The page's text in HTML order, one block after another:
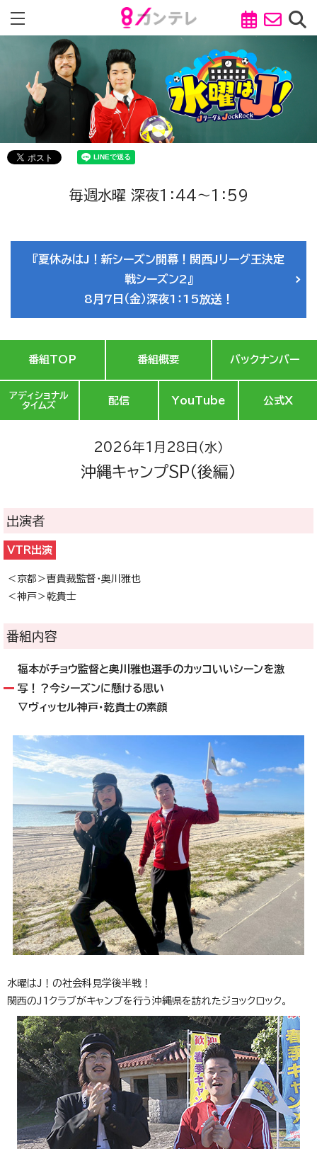
毎週水曜 深夜1：44～1：59
『夏休みはJ！新シーズン開幕！関西Jリーグ王決定
戦シーズン2』
8月7日（金）深夜1：15放送！
番組TOP 番組概要 バックナンバー
アディショナル
タイムズ
配信 YouTube 公式X
2026年1月28日（水）
沖縄キャンプSP（後編）
出演者
VTR出演
＜京都＞曺貴裁監督・奥川雅也
＜神戸＞乾貴士
番組内容
福本がチョウ監督と奥川雅也選手のカッコいいシーンを激
写！？今シーズンに懸ける思い
▽ヴィッセル神戸・乾貴士の素顔
水曜はJ！の社会科見学後半戦！
関西のJ1クラブがキャンプを行う沖縄県を訪れたジョックロック。